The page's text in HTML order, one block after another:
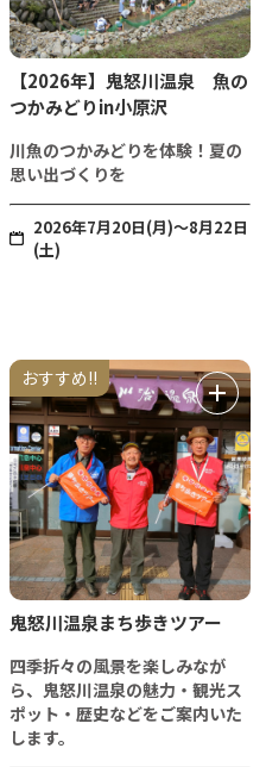
【2026年】鬼怒川温泉 魚の
つかみどりin小原沢
川魚のつかみどりを体験！夏の
思い出づくりを
2026年7月20日(月)～8月22日
(土)
おすすめ!!
鬼怒川温泉まち歩きツアー
四季折々の風景を楽しみなが
ら、鬼怒川温泉の魅力・観光ス
ポット・歴史などをご案内いた
します。